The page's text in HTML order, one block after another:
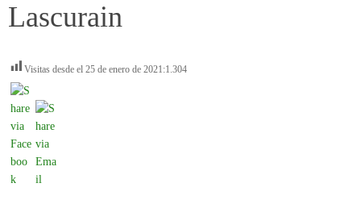
Lascurain
Visitas desde el 25 de enero de 2021:1.304